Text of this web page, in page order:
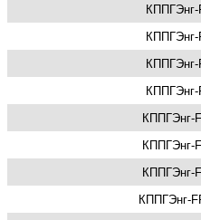
КППГЭнг-
КППГЭнг-
КППГЭнг-
КППГЭнг-